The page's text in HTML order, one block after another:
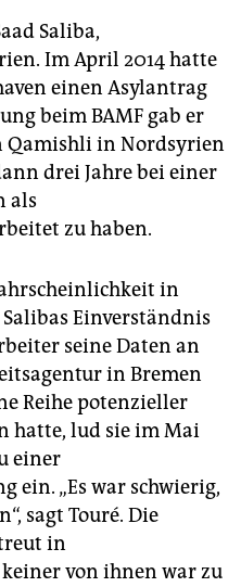
Saliba,
Im April 2014 hatte
einen Asylantrag
beim BAMF gab er
Qamishli in Nordsyrien
drei Jahre bei einer
als
zu haben.
in
Einverständnis
seine Daten an
in Bremen
Reihe potenzieller
hatte, lud sie im Mai
einer
ein. „Es war schwierig,
sagt Touré. Die
in
von ihnen war zu